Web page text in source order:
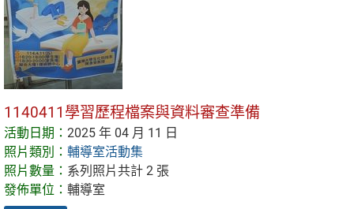
1140411學習歷程檔案與資料審查準備
活動日期： 2025 年 04 月 11 日
照片類別： 輔導室活動集
照片數量： 系列照片共計 2 張
發佈單位： 輔導室